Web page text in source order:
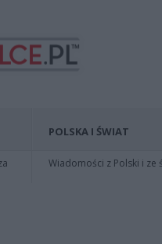
POLSKA I ŚWIAT
Wiadomości z Polski i ze